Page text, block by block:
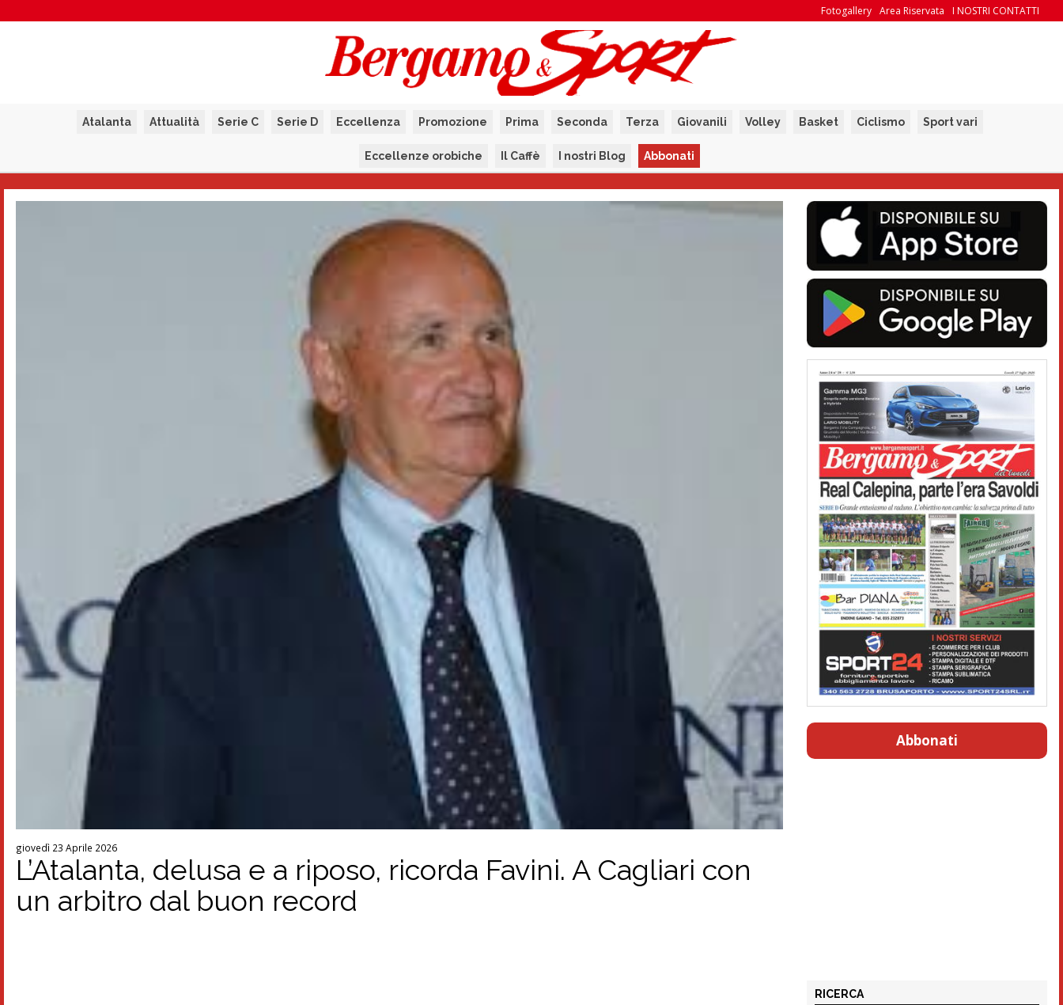
I NOSTRI CONTATTI
Area Riservata
Fotogallery
Atalanta Attualità Serie C Serie D Eccellenza Promozione Prima Seconda Terza Giovanili Volley Basket Ciclismo Sport vari
Eccellenze orobiche Il Caffè I nostri Blog Abbonati
giovedì 23 Aprile 2026
L’Atalanta, delusa e a riposo, ricorda Favini. A Cagliari con
un arbitro dal buon record
Abbonati
RICERCA